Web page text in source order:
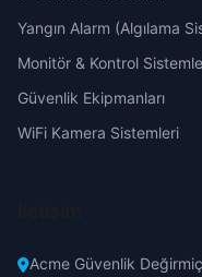
Isparta
İzmir
Yangın Alarm (Algılama
Monitör & Kontrol
Güvenlik Ekipmanları
WiFi Kamera Sistemleri
Acme Güvenlik